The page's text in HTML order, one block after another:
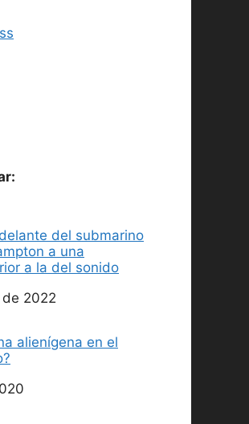
del submarino
a una
a la del sonido
2022
alienígena en el